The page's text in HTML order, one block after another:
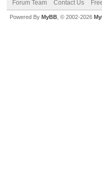
Forum Team Contact Us
Powered By MyBB , © 2002-2026